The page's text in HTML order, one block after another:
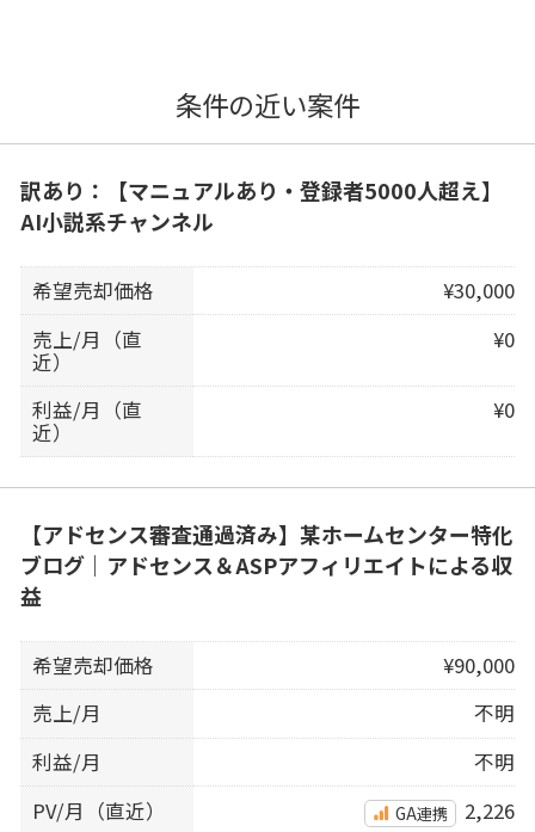
条件の近い案件
訳あり：【マニュアルあり・登録者5000人超え】
AI小説系チャンネル
希望売却価格
¥30,000
売上/月（直
近）
¥0
利益/月（直
近）
¥0
【アドセンス審査通過済み】某ホームセンター特化
ブログ｜アドセンス＆ASPアフィリエイトによる収
益
希望売却価格
¥90,000
売上/月
不明
利益/月
不明
PV/月（直近）
GA連携 2,226